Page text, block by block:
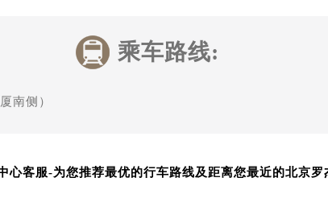
乘车路线:
南侧）
心客服-为您推荐最优的行车路线及距离您最近的北京